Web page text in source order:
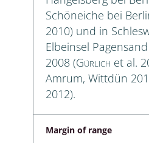
Schöneiche bei
2010) und in
Elbeinsel
2008 (Gürlich et al.
Amrum, Wittdün
2012).
Margin of range